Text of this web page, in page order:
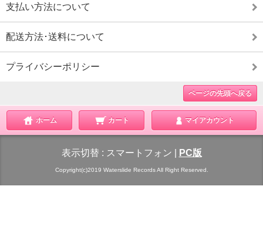
支払い方法について
配送方法･送料について
プライバシーポリシー
ページの先頭へ戻る
ホーム カート マイアカウント
表示切替 : スマートフォン PC版
Copyright(c)2019 Waterslide Records All Right Reserved.